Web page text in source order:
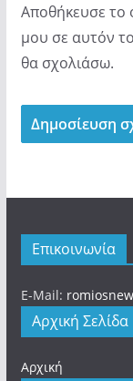
Αποθήκευσε το
μου σε αυτόν
θα σχολιάσω.
Επικοινωνία
E-Mail:
Αρχική Σελίδα
Αρχική